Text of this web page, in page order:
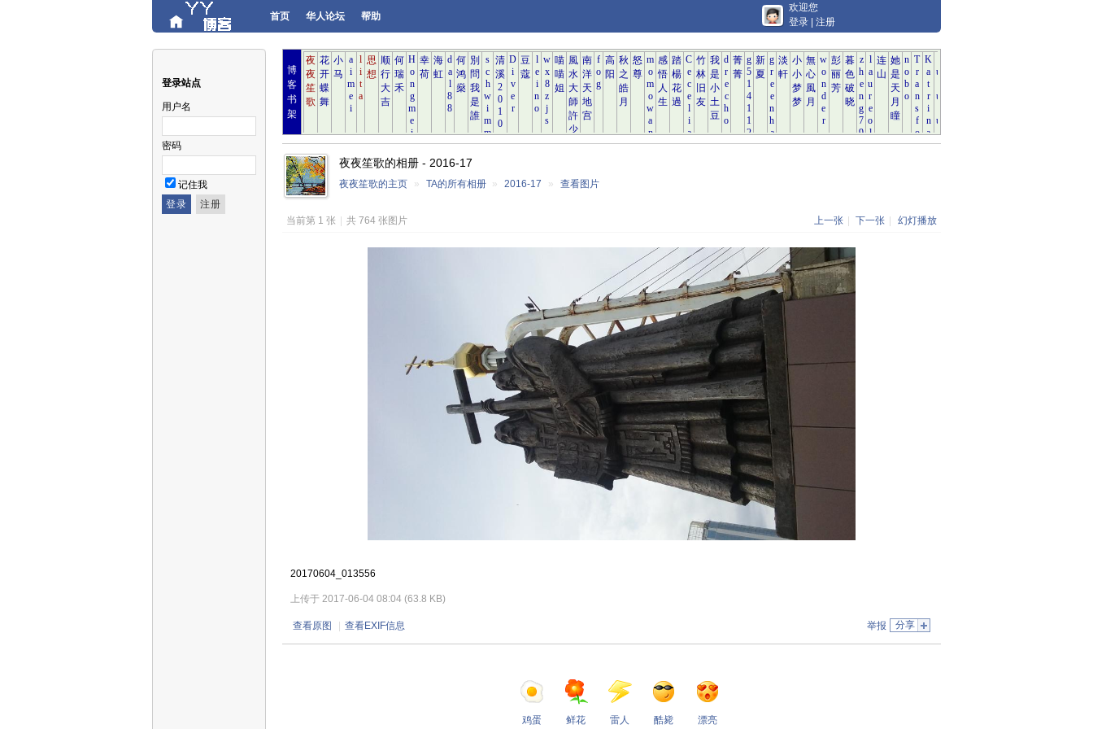
首页 华人论坛 帮助
欢迎您
登录
注册
登录站点
用户名
密码
记住我
博
客
书
架
夜夜笙歌的相册 - 2016-17
夜夜笙歌的主页 » TA的所有相册 » 2016-17 » 查看图片
上一张 下一张 幻灯播放
当前第 1 张 共 764 张图片
20170604_013556
上传于 2017-06-04 08:04 (63.8 KB)
查看原图 查看EXIF信息 分享
举报
鸡蛋 鲜花 雷人 酷毙 漂亮